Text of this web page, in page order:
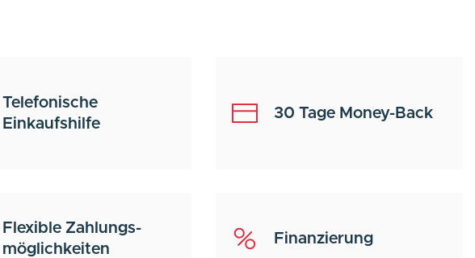
Telefonische
Einkaufshilfe
30 Tage Money-Back
Flexible Zahlungs-
möglichkeiten
Finanzierung